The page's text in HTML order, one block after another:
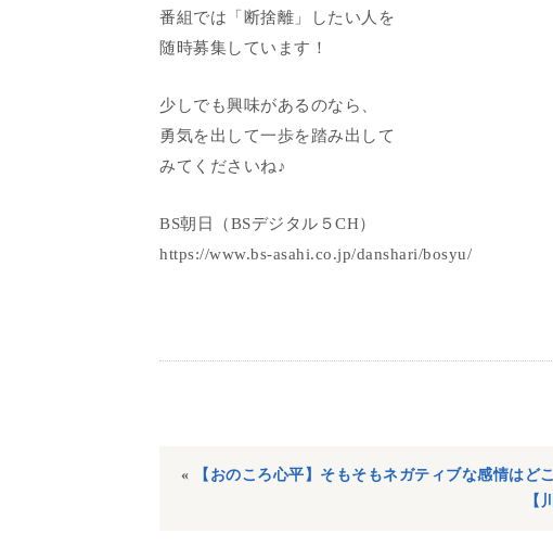
番組では「断捨離」したい人を
随時募集しています！
少しでも興味があるのなら、
勇気を出して一歩を踏み出して
みてくださいね♪
BS朝日（BSデジタル５CH）
https://www.bs-asahi.co.jp/danshari/bosyu/
«
【おのころ心平】そもそもネガティブな感情はど
【